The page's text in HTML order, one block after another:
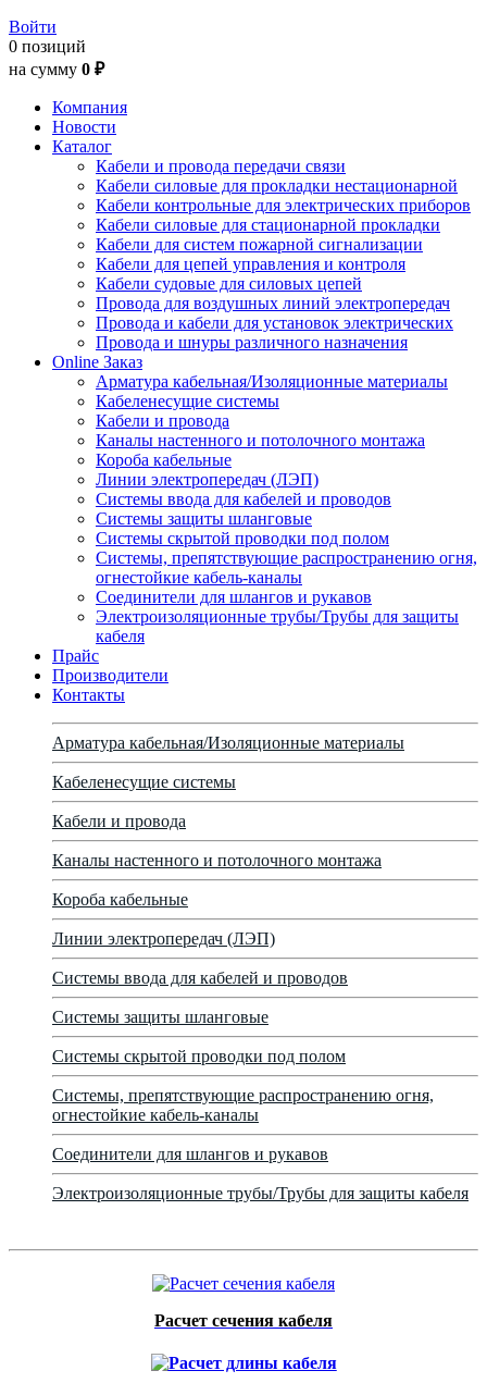
Войти
0 позиций
на сумму 0 ₽
Компания
Новости
Каталог
Кабели и провода передачи связи
Кабели силовые для прокладки нестационарной
Кабели контрольные для электрических приборов
Кабели силовые для стационарной прокладки
Кабели для систем пожарной сигнализации
Кабели для цепей управления и контроля
Кабели судовые для силовых цепей
Провода для воздушных линий электропередач
Провода и кабели для установок электрических
Провода и шнуры различного назначения
Online Заказ
Арматура кабельная/Изоляционные материалы
Кабеленесущие системы
Кабели и провода
Каналы настенного и потолочного монтажа
Короба кабельные
Линии электропередач (ЛЭП)
Системы ввода для кабелей и проводов
Системы защиты шланговые
Системы скрытой проводки под полом
Системы, препятствующие распространению огня,
огнестойкие кабель-каналы
Соединители для шлангов и рукавов
Электроизоляционные трубы/Трубы для защиты
кабеля
Прайс
Производители
Контакты
Арматура кабельная/Изоляционные материалы
Кабеленесущие системы
Кабели и провода
Каналы настенного и потолочного монтажа
Короба кабельные
Линии электропередач (ЛЭП)
Системы ввода для кабелей и проводов
Системы защиты шланговые
Системы скрытой проводки под полом
Системы, препятствующие распространению огня,
огнестойкие кабель-каналы
Соединители для шлангов и рукавов
Электроизоляционные трубы/Трубы для защиты кабеля
Расчет сечения кабеля